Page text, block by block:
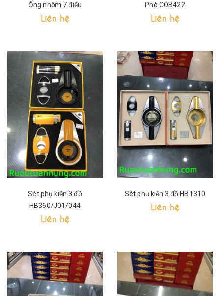
Ống nhôm 7 điếu
Liên hệ
Phò COB422
Liên hệ
Sét phụ kiện 3 đồ
HB360/J01/044
Liên hệ
Sét phụ kiện 3 đồ HBT310
Liên hệ